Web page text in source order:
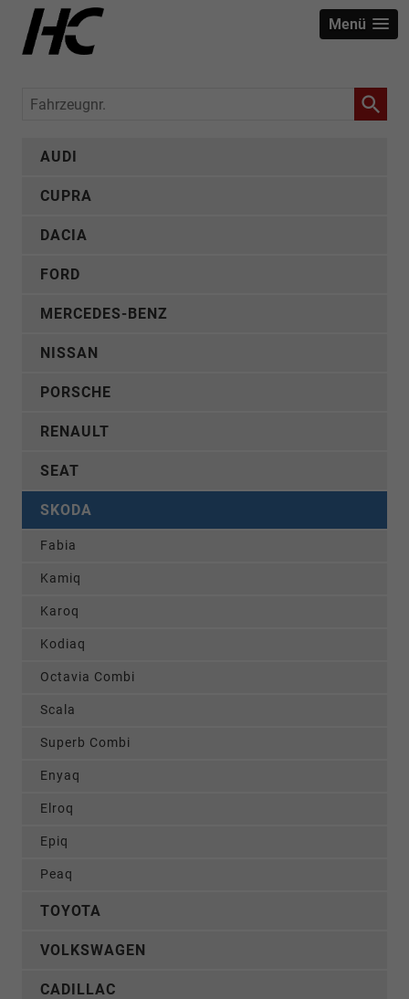
Menü
Fahrzeugnr.
AUDI
CUPRA
DACIA
FORD
MERCEDES-BENZ
NISSAN
PORSCHE
RENAULT
SEAT
SKODA
Fabia
Kamiq
Karoq
Kodiaq
Octavia Combi
Scala
Superb Combi
Enyaq
Elroq
Epiq
Peaq
TOYOTA
VOLKSWAGEN
CADILLAC